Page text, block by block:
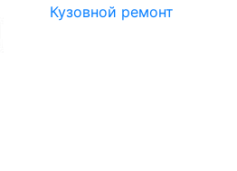
Кузовной ремонт